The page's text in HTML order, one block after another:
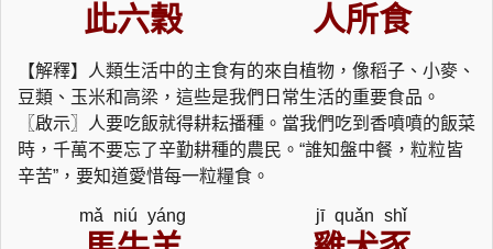
此六穀 人所食
【解釋】人類生活中的主食有的來自植物，像稻子、小麥、
豆類、玉米和高梁，這些是我們日常生活的重要食品。
〖啟示〗人要吃飯就得耕耘播種。當我們吃到香噴噴的飯菜
時，千萬不要忘了辛勤耕種的農民。“誰知盤中餐，粒粒皆
辛苦”，要知道愛惜每一粒糧食。
mǎ niú yáng jī quǎn shǐ